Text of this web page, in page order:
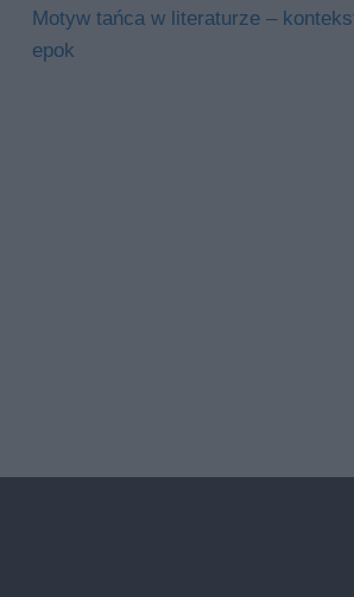
Motyw tańca w literaturze –
epok